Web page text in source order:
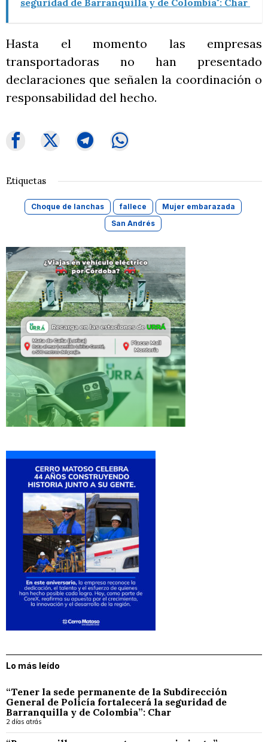
Hasta el momento las empresas
transportadoras no han presentado
declaraciones que señalen la coordinación o
responsabilidad del hecho.
Etiquetas
Choque de lanchas fallece
Mujer embarazada
San Andrés
Lo más leído
“Tener la sede permanente de la Subdirección
General de Policía fortalecerá la seguridad de
Barranquilla y de Colombia”: Char
2 días atrás